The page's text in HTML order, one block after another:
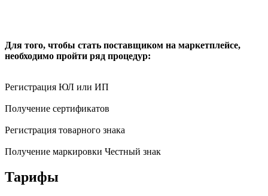
Для того, чтобы стать поставщиком на маркетплейсе,
необходимо пройти ряд процедур:
Регистрация ЮЛ или ИП
Получение сертификатов
Регистрация товарного знака
Получение маркировки Честный знак
Тарифы